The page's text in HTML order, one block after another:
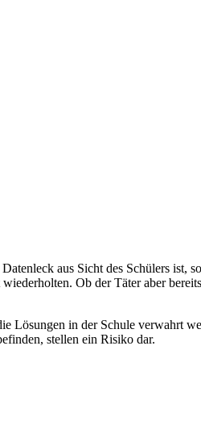
aus Sicht des Schülers ist,
Ob der Täter aber
Lösungen in der Schule verwahrt
stellen ein Risiko dar.